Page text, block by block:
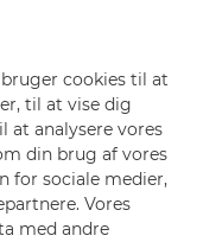
cookies til at
til at vise dig
at analysere vores
din brug af vores
for sociale medier,
Vores
med andre